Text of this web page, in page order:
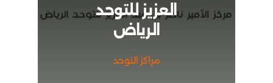
العزيز للتوحد
الرياض
مراكز التوحد